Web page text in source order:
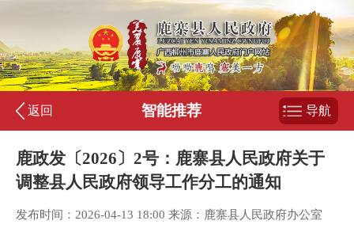
返回 智能推荐 导航
鹿政发〔2026〕2号：鹿寨县人民政府关于
调整县人民政府领导工作分工的通知
发布时间：2026-04-13 18:00 来源：鹿寨县人民政府办公室